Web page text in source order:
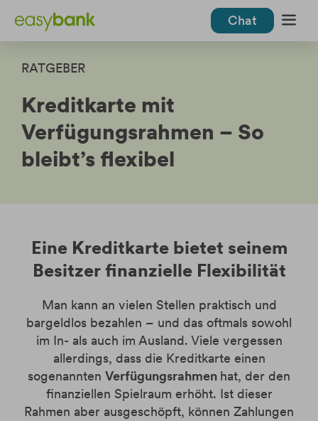
Weiter
Weiter
Chat
Kreditkarten
easybank Kreditkarten
Kreditkarte Platinum
Eurowings Classic
Google Pay
Reiseversicherung
Partnerkarte
Ratenzahlung
Hilfe & Kontakt
Hilfe zu den Produkten
Kreditkarte
Kredit
Tagesgeldkonto
Finanzierungsrahmen
App & mobiles Bezahlen
Google Pay
Apple Pay
easybank App
Kontakt & Service
Kartentausch zum Markenwechsel
Häufige Fragen (FAQ)
Download-Center
Kontakt
Sicherheit
Login
Online Banking
Tagesgeldkonto
Ratgeber
RATGEBER
Kreditkarte mit
Verfügungsrahmen – So
bleibt’s flexibel
Eine Kreditkarte bietet seinem
Besitzer finanzielle Flexibilität
Man kann an vielen Stellen praktisch und
bargeldlos bezahlen – und das oftmals sowohl
im In- als auch im Ausland. Viele vergessen
allerdings, dass die Kreditkarte einen
sogenannten Verfügungsrahmen hat, der den
finanziellen Spielraum erhöht. Ist dieser
Rahmen aber ausgeschöpft, können Zahlungen